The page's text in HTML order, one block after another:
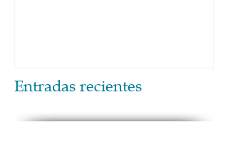
Entradas recientes